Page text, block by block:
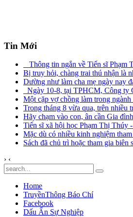
Tin Mới
Thông tin ngắn về Tiến sĩ Phạm
Bị truy hỏi, chàng trai thú nhận là
Dường như làm cha mẹ ngày nay
Ngày 10-8, tại TPHCM, Công ty
Một cặp vợ chồng làm trong
Trong tháng 8 vừa qua, trên nhiều
Hãy chạm vào con, ân cần Gia
Tiến sĩ xã hội học Phạm Thị Thúy
Mặc dù có nhiều kinh nghiệm
Sách đã chủ trì hoặc tham gia biên
› ‹
Home
TruyềnThông Báo Chí
Facebook
Dấu Ấn Sự Nghiệp